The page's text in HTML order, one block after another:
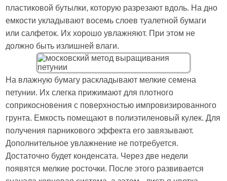
пластиковой бутылки, которую разрезают вдоль. На дно
емкости укладывают восемь слоев туалетной бумаги
или салфеток. Их хорошо увлажняют. При этом не
должно быть излишней влаги.
На влажную бумагу раскладывают мелкие семена
петунии. Их слегка прижимают для плотного
соприкосновения с поверхностью импровизированного
грунта. Емкость помещают в полиэтиленовый кулек. Для
получения парникового эффекта его завязывают.
Дополнительное увлажнение не потребуется.
Достаточно будет конденсата. Через две недели
появятся мелкие росточки. После этого развивается